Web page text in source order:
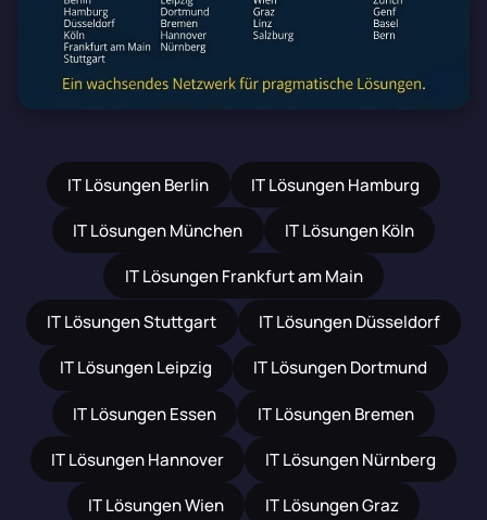
IT Lösungen Berlin IT Lösungen Hamburg
IT Lösungen München IT Lösungen Köln
IT Lösungen Frankfurt am Main
IT Lösungen Stuttgart IT Lösungen Düsseldorf
IT Lösungen Leipzig IT Lösungen Dortmund
IT Lösungen Essen IT Lösungen Bremen
IT Lösungen Hannover IT Lösungen Nürnberg
IT Lösungen Wien IT Lösungen Graz